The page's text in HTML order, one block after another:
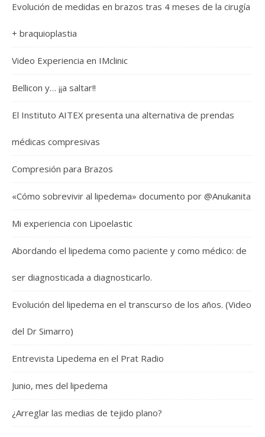
Evolución de medidas en brazos tras 4 meses de la cirugía
+ braquioplastia
Video Experiencia en IMclinic
Bellicon y… ¡¡a saltar!!
El Instituto AITEX presenta una alternativa de prendas
médicas compresivas
Compresión para Brazos
«Cómo sobrevivir al lipedema» documento por @Anukanita
Mi experiencia con Lipoelastic
Abordando el lipedema como paciente y como médico: de
ser diagnosticada a diagnosticarlo.
Evolución del lipedema en el transcurso de los años. (Video
del Dr Simarro)
Entrevista Lipedema en el Prat Radio
Junio, mes del lipedema
¿Arreglar las medias de tejido plano?